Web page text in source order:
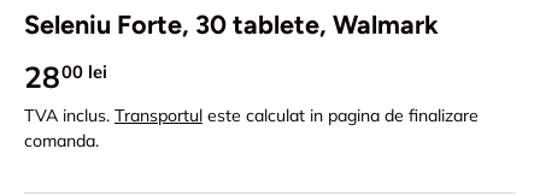
Seleniu Forte, 30 tablete, Walmark
2800 lei
TVA inclus. Transportul este calculat in pagina de finalizare
comanda.